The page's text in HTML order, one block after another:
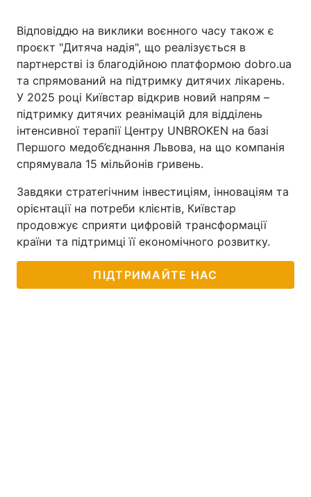
Відповіддю на виклики воєнного часу також є
проєкт "Дитяча надія", що реалізується в
партнерстві із благодійною платформою dobro.ua
та спрямований на підтримку дитячих лікарень.
У 2025 році Київстар відкрив новий напрям –
підтримку дитячих реанімацій для відділень
інтенсивної терапії Центру UNBROKEN на базі
Першого медоб’єднання Львова, на що компанія
спрямувала 15 мільйонів гривень.
Завдяки стратегічним інвестиціям, інноваціям та
орієнтації на потреби клієнтів, Київстар
продовжує сприяти цифровій трансформації
країни та підтримці її економічного розвитку.
ПІДТРИМАЙТЕ НАС